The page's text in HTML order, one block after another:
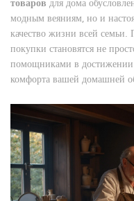
модным веяниям, но и
качество жизни всей
покупки становятся не
помощниками в достижении
комфорта вашей домашней